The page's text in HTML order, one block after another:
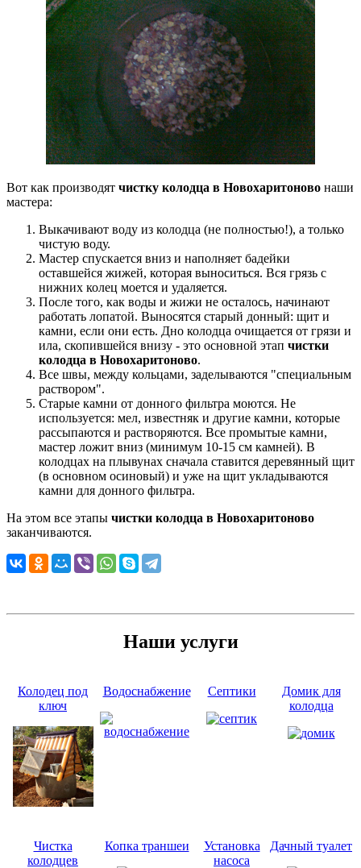
Вот как производят чистку колодца в Новохаритоново наши
мастера:
Выкачивают воду из колодца (не полностью!), а только
чистую воду.
Мастер спускается вниз и наполняет бадейки
оставшейся жижей, которая выноситься. Вся грязь с
нижних колец моется и удаляется.
После того, как воды и жижи не осталось, начинают
работать лопатой. Выносятся старый донный: щит и
камни, если они есть. Дно колодца очищается от грязи и
ила, скопившейся внизу - это основной этап чистки
колодца в Новохаритоново.
Все швы, между кольцами, заделываются "специальным
раствором".
Старые камни от донного фильтра моются. Не
используется: мел, известняк и другие камни, которые
рассыпаются и растворяются. Все промытые камни,
мастер ложит вниз (минимум 10-15 см камней). В
колодцах на плывунах сначала ставится деревянный щит
(в основном осиновый) и уже на щит укладываются
камни для донного фильтра.
На этом все этапы чистки колодца в Новохаритоново
заканчиваются.
Наши услуги
Колодец под
ключ
Водоснабжение Септики
Домик для
колодца
Чистка
колодцев
Копка траншеи
Установка
насоса
Дачный туалет